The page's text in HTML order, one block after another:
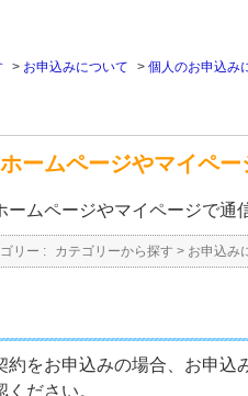
> お申込みについて > 個人のお申込み
ームページやマイペ
ームページやマイページで通
リー : カテゴリーから探す > お申込み
約をお申込みの場合、お申込
ください。